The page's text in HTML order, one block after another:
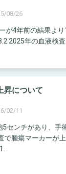
08/26
が4年前の結果より
2025年の血液検査
昇について
02/11
5センチがあり、手
で腫瘍マーカーが